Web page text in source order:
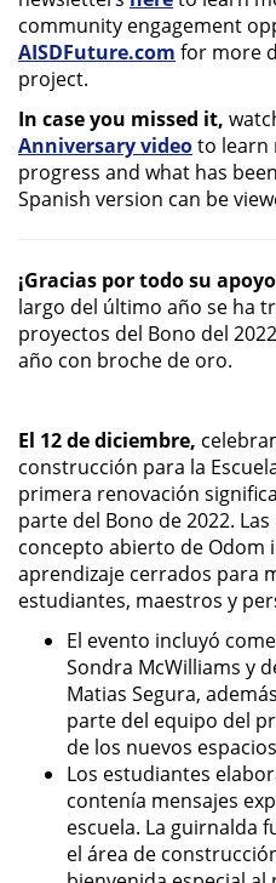
community engagement
AISDFuture.com for more
project.
In case you missed it,
Anniversary videoto learn
progress and what has
Spanish version can be
¡Gracias por todo su
largo del último año se ha
proyectos del Bono del
año con broche de oro.
El 12 de diciembre,
construcción para la
primera renovación
parte del Bono de 2022.
concepto abierto de Odom
aprendizaje cerrados para
estudiantes, maestros y
El evento incluyó
Sondra McWilliams y
Matias Segura,
parte del equipo del
de los nuevos
Los estudiantes
contenía mensajes
escuela. La guirnalda
el área de